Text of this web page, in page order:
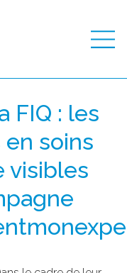
FIQ : les
soins
visibles